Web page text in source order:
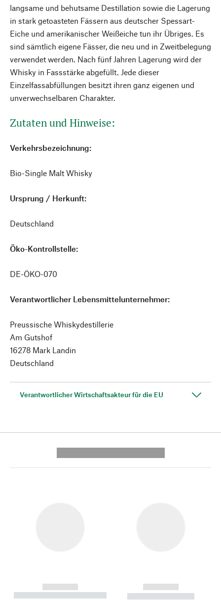
langsame und behutsame Destillation sowie die Lagerung
in stark getoasteten Fässern aus deutscher Spessart-
Eiche und amerikanischer Weißeiche tun ihr Übriges. Es
sind sämtlich eigene Fässer, die neu und in Zweitbelegung
verwendet werden. Nach fünf Jahren Lagerung wird der
Whisky in Fassstärke abgefüllt. Jede dieser
Einzelfassabfüllungen besitzt ihren ganz eigenen und
unverwechselbaren Charakter.
Zutaten und Hinweise:
Verkehrsbezeichnung:
Bio-Single Malt Whisky
Ursprung / Herkunft:
Deutschland
Öko-Kontrollstelle:
DE-ÖKO-070
Verantwortlicher Lebensmittelunternehmer:
Preussische Whiskydestillerie
Am Gutshof
16278 Mark Landin
Deutschland
Verantwortlicher Wirtschaftsakteur für die EU
------------
----------- ----------- --------
------------
----------- -----------